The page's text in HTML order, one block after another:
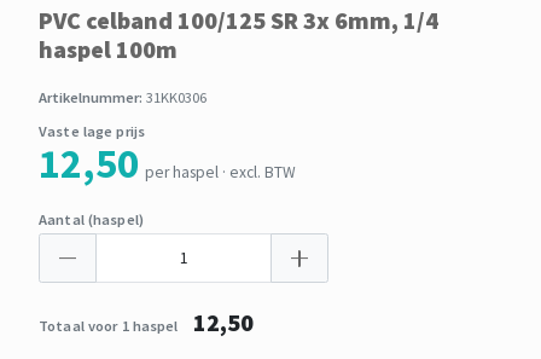
PVC celband 100/125 SR 3x 6mm, 1/4
haspel 100m
Artikelnummer: 31KK0306
Vaste lage prijs
12,50 per haspel · excl. BTW
Aantal (haspel)
Totaal voor 1 haspel 12,50